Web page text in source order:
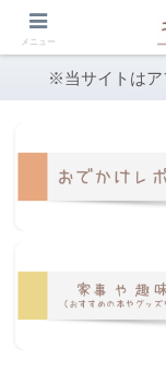
※当サイトはア
メニュー